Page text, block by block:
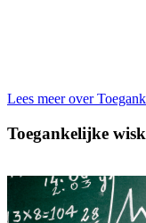
Lees meer over
Toegankelijke